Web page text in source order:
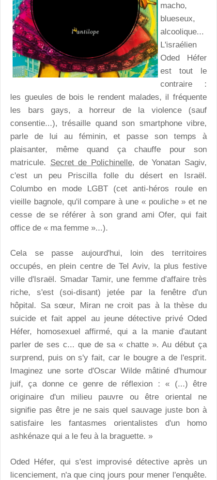
macho,
blueseux,
alcoolique...
L'israélien
Oded Héfer
est tout le
contraire :
les gueules de bois le rendent malades, il fréquente
les bars gays, a horreur de la violence (sauf
consentie...), trésaille quand son smartphone vibre,
parle de lui au féminin, et passe son temps à
plaisanter, même quand ça chauffe pour son
matricule. Secret de Polichinelle, de Yonatan Sagiv,
c'est un peu Priscilla folle du désert en Israël.
Columbo en mode LGBT (cet anti-héros roule en
vieille bagnole, qu'il compare à une « pouliche » et ne
cesse de se référer à son grand ami Ofer, qui fait
office de « ma femme »...).
Cela se passe aujourd'hui, loin des territoires
occupés, en plein centre de Tel Aviv, la plus festive
ville d'Israël. Smadar Tamir, une femme d'affaire très
riche, s'est (soi-disant) jetée par la fenêtre d'un
hôpital. Sa sœur, Miran ne croit pas à la thèse du
suicide et fait appel au jeune détective privé Oded
Héfer, homosexuel affirmé, qui a la manie d'autant
parler de ses c... que de sa « chatte ». Au début ça
surprend, puis on s'y fait, car le bougre a de l'esprit.
Imaginez une sorte d'Oscar Wilde mâtiné d'humour
juif, ça donne ce genre de réflexion : « (...) être
originaire d'un milieu pauvre ou être oriental ne
signifie pas être je ne sais quel sauvage juste bon à
satisfaire les fantasmes orientalistes d'un homo
ashkénaze qui a le feu à la braguette. »
Oded Héfer, qui s'est improvisé détective après un
licenciement, n'a que cinq jours pour mener l'enquête.